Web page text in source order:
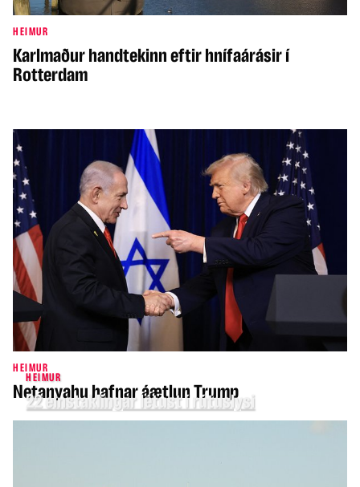
HEIMUR
Karlmaður handtekinn eftir hnífaárásir í
Rotterdam
HEIMUR
Netanyahu hafnar áætlun Trump
HEIMUR
22 einstaklingar létust í rútuslysi